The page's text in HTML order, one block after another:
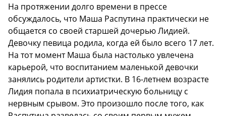
На протяжении долго времени в прессе
обсуждалось, что Маша Распутина практически не
общается со своей старшей дочерью Лидией.
Девочку певица родила, когда ей было всего 17 лет.
На тот момент Маша была настолько увлечена
карьерой, что воспитанием маленькой девочки
занялись родители артистки. В 16-летнем возрасте
Лидия попала в психиатрическую больницу с
нервным срывом. Это произошло после того, как